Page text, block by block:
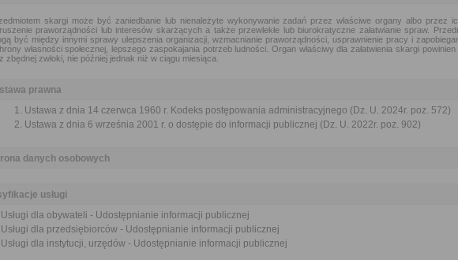
skargi może być zaniedbanie lub nienależyte wykonywanie zadań przez właściwe organy albo przez
praworządności lub interesów skarżących a także przewlekłe lub biurokratyczne załatwianie spraw.
być między innymi sprawy ulepszenia organizacji, wzmacnianie praworządności, usprawnienie pracy i
własności społecznej, lepszego zaspokajania potrzeb ludności. Organ właściwy dla załatwienia skargi powinien
zbędnej zwłoki, nie później jednak niż w ciągu miesiąca.
prawna
Ustawa z dnia 14 czerwca 1960 r. Kodeks postępowania administracyjnego (Dz. U. 2024r. poz. 572)
Ustawa z dnia 6 września 2001 r. o dostępie do informacji publicznej (Dz. U. 2022r. poz. 902)
danych osobowych
usługi
Usługi dla obywateli - Udostępnianie informacji publicznej
Usługi dla przedsiębiorców - Udostępnianie informacji publicznej
Usługi dla instytucji, urzędów - Udostępnianie informacji publicznej